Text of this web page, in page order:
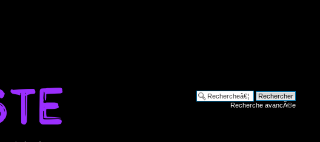
Recherche avancÃ©e